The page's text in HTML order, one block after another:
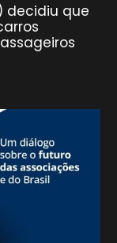
decidiu que